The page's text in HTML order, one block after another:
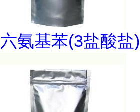
六氨基苯(3盐酸盐)